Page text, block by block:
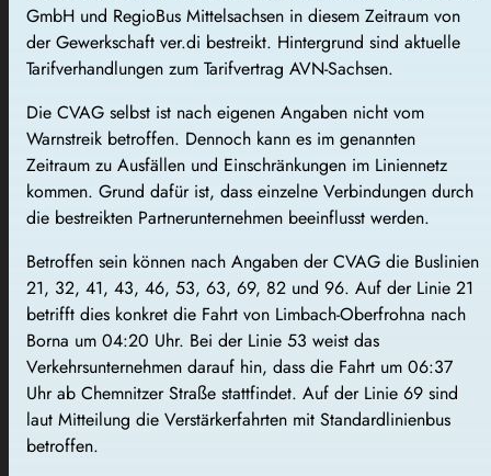
GmbH und RegioBus Mittelsachsen in diesem Zeitraum von
der Gewerkschaft ver.di bestreikt. Hintergrund sind aktuelle
Tarifverhandlungen zum Tarifvertrag AVN-Sachsen.
Die CVAG selbst ist nach eigenen Angaben nicht vom
Warnstreik betroffen. Dennoch kann es im genannten
Zeitraum zu Ausfällen und Einschränkungen im Liniennetz
kommen. Grund dafür ist, dass einzelne Verbindungen durch
die bestreikten Partnerunternehmen beeinflusst werden.
Betroffen sein können nach Angaben der CVAG die Buslinien
21, 32, 41, 43, 46, 53, 63, 69, 82 und 96. Auf der Linie 21
betrifft dies konkret die Fahrt von Limbach-Oberfrohna nach
Borna um 04:20 Uhr. Bei der Linie 53 weist das
Verkehrsunternehmen darauf hin, dass die Fahrt um 06:37
Uhr ab Chemnitzer Straße stattfindet. Auf der Linie 69 sind
laut Mitteilung die Verstärkerfahrten mit Standardlinienbus
betroffen.